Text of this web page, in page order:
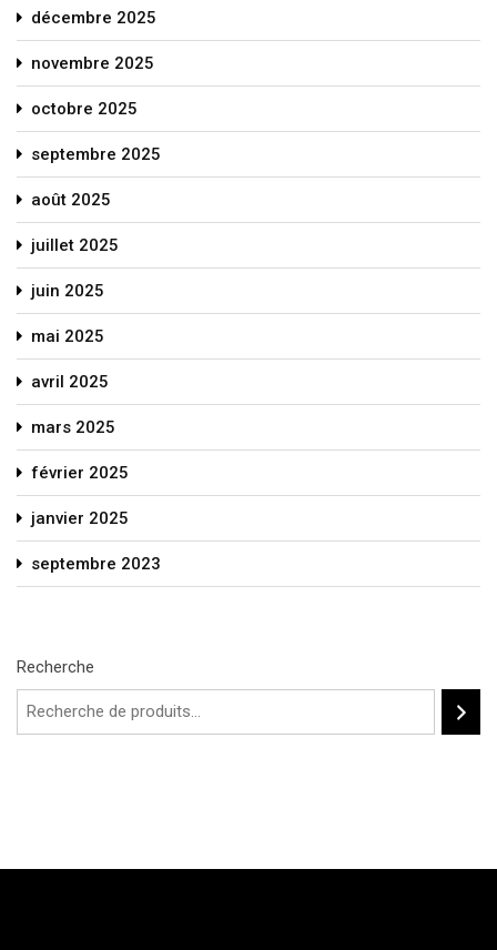
décembre 2025
novembre 2025
octobre 2025
septembre 2025
août 2025
juillet 2025
juin 2025
mai 2025
avril 2025
mars 2025
février 2025
janvier 2025
septembre 2023
Recherche